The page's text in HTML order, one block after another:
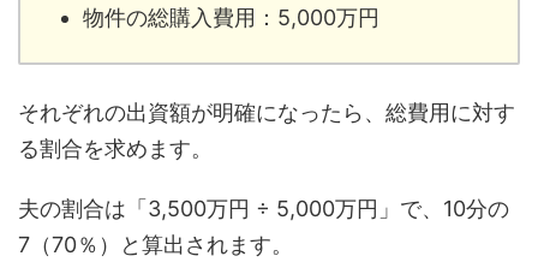
物件の総購入費用：5,000万円
それぞれの出資額が明確になったら、総費用に対す
る割合を求めます。
夫の割合は「3,500万円 ÷ 5,000万円」で、10分の
7（70％）と算出されます。